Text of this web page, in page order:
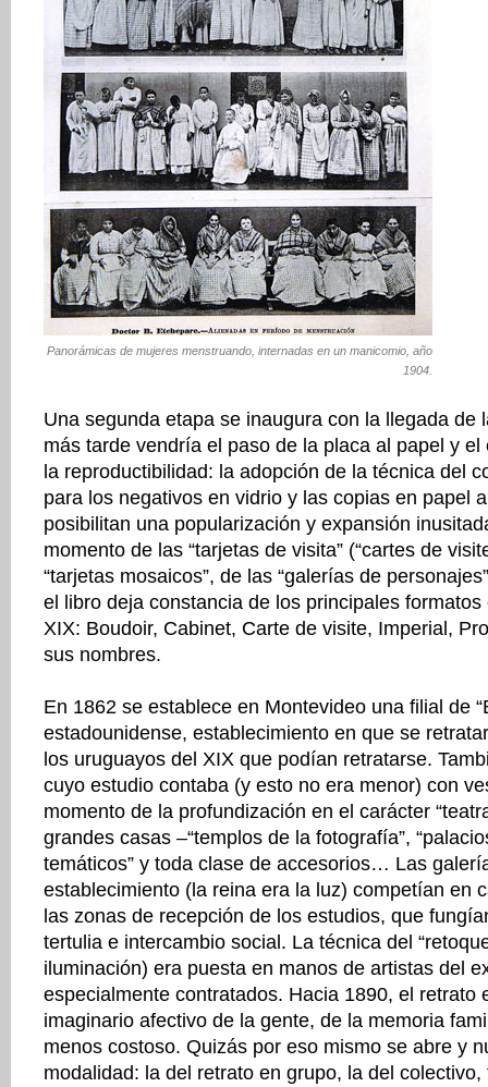
Panorámicas de mujeres menstruando, internadas en un manicomio, año
1904.
Una segunda etapa se inaugura con la llegada de
más tarde vendría el paso de la placa al papel y el
la reproductibilidad: la adopción de la técnica del
para los negativos en vidrio y las copias en papel
posibilitan una popularización y expansión
momento de las “tarjetas de visita” (“cartes de
“tarjetas mosaicos”, de las “galerías de
el libro deja constancia de los principales
XIX: Boudoir, Cabinet, Carte de visite, Imperial,
sus nombres.
En 1862 se establece en Montevideo una filial de
estadounidense, establecimiento en que se
los uruguayos del XIX que podían retratarse.
cuyo estudio contaba (y esto no era menor) con
momento de la profundización en el carácter
grandes casas –“templos de la fotografía”,
temáticos” y toda clase de accesorios… Las
establecimiento (la reina era la luz) competían en
las zonas de recepción de los estudios, que
tertulia e intercambio social. La técnica del
iluminación) era puesta en manos de artistas del
especialmente contratados. Hacia 1890, el retrato
imaginario afectivo de la gente, de la memoria
menos costoso. Quizás por eso mismo se abre y
modalidad: la del retrato en grupo, la del